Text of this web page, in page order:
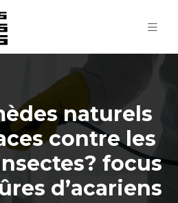
naturels
contre les
focus
d’acariens